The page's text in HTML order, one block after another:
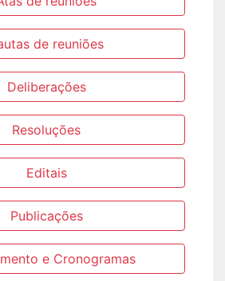
de reuniões
Deliberações
Resoluções
Editais
Publicações
e Cronogramas